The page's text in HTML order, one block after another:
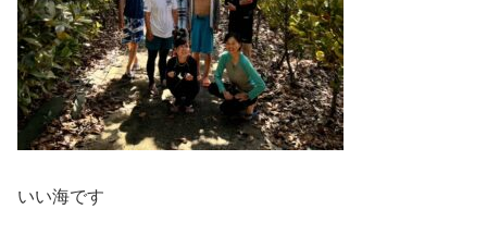
いい海です